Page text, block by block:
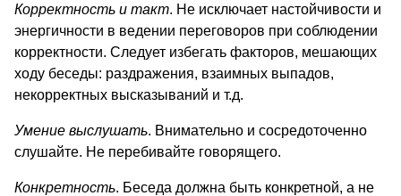
Корректность и такт. Не исключает настойчивости и
энергичности в ведении переговоров при соблюдении
корректности. Следует избегать факторов, мешающих
ходу беседы: раздражения, взаимных выпадов,
некорректных высказываний и т.д.
Умение выслушать. Внимательно и сосредоточенно
слушайте. Не перебивайте говорящего.
Конкретность. Беседа должна быть конкретной, а не